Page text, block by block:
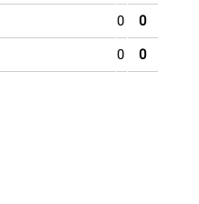
0 0
0 0